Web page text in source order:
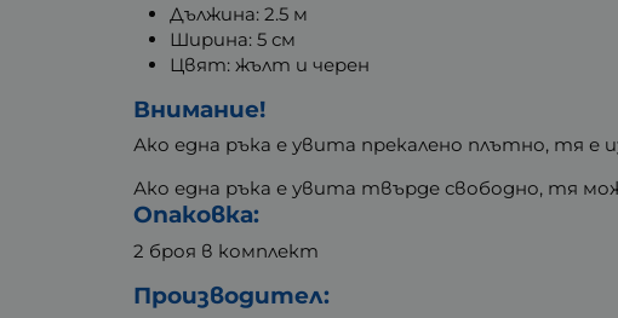
Дължина: 2.5 м
Ширина: 5 см
Цвят: жълт и черен
Внимание!
Ако една ръка е увита прекалено плътно, тя е
Ако една ръка е увита твърде свободно, тя
Опаковка:
2 броя в комплект
Производител: